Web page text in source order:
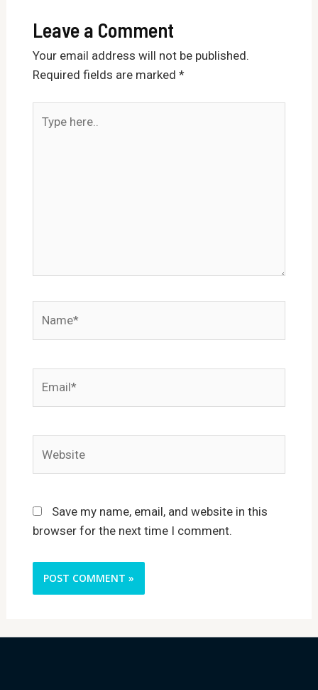
Leave a Comment
Your email address will not be published.
Required fields are marked *
here..
Save my name, email, and website in this
browser for the next time I comment.